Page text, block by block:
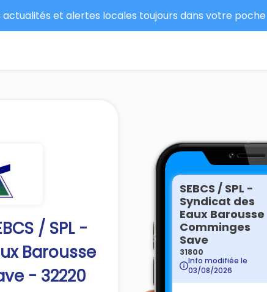
actualités et alertes locales toujours dans votre poche
/ SPL -
Barousse
- 32220
SEBCS / SPL -
Syndicat des
Eaux Barousse
Comminges
Save
31800
Info modifiée le
03/08/2026